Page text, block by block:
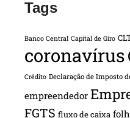
Tags
Banco Central Capital de Giro
coronavírus
Crédito Declaração de Imposto
empreendedor
FGTS fluxo de caixa